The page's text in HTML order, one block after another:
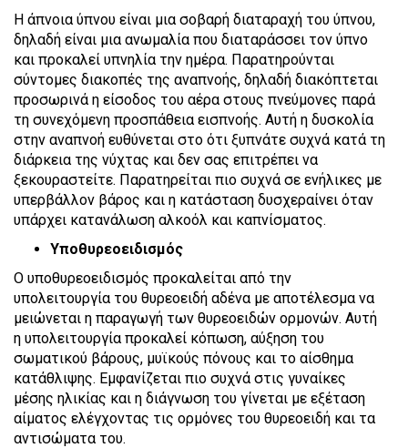
Η άπνοια ύπνου είναι μια σοβαρή διαταραχή του ύπνου,
δηλαδή είναι μια ανωμαλία που διαταράσσει τον ύπνο
και προκαλεί υπνηλία την ημέρα. Παρατηρούνται
σύντομες διακοπές της αναπνοής, δηλαδή διακόπτεται
προσωρινά η είσοδος του αέρα στους πνεύμονες παρά
τη συνεχόμενη προσπάθεια εισπνοής. Αυτή η δυσκολία
στην αναπνοή ευθύνεται στο ότι ξυπνάτε συχνά κατά τη
διάρκεια της νύχτας και δεν σας επιτρέπει να
ξεκουραστείτε. Παρατηρείται πιο συχνά σε ενήλικες με
υπερβάλλον βάρος και η κατάσταση δυσχεραίνει όταν
υπάρχει κατανάλωση αλκοόλ και καπνίσματος.
Υποθυρεοειδισμός
Ο υποθυρεοειδισμός προκαλείται από την
υπολειτουργία του θυρεοειδή αδένα με αποτέλεσμα να
μειώνεται η παραγωγή των θυρεοειδών ορμονών. Αυτή
η υπολειτουργία προκαλεί κόπωση, αύξηση του
σωματικού βάρους, μυϊκούς πόνους και το αίσθημα
κατάθλιψης. Εμφανίζεται πιο συχνά στις γυναίκες
μέσης ηλικίας και η διάγνωση του γίνεται με εξέταση
αίματος ελέγχοντας τις ορμόνες του θυρεοειδή και τα
αντισώματα του.